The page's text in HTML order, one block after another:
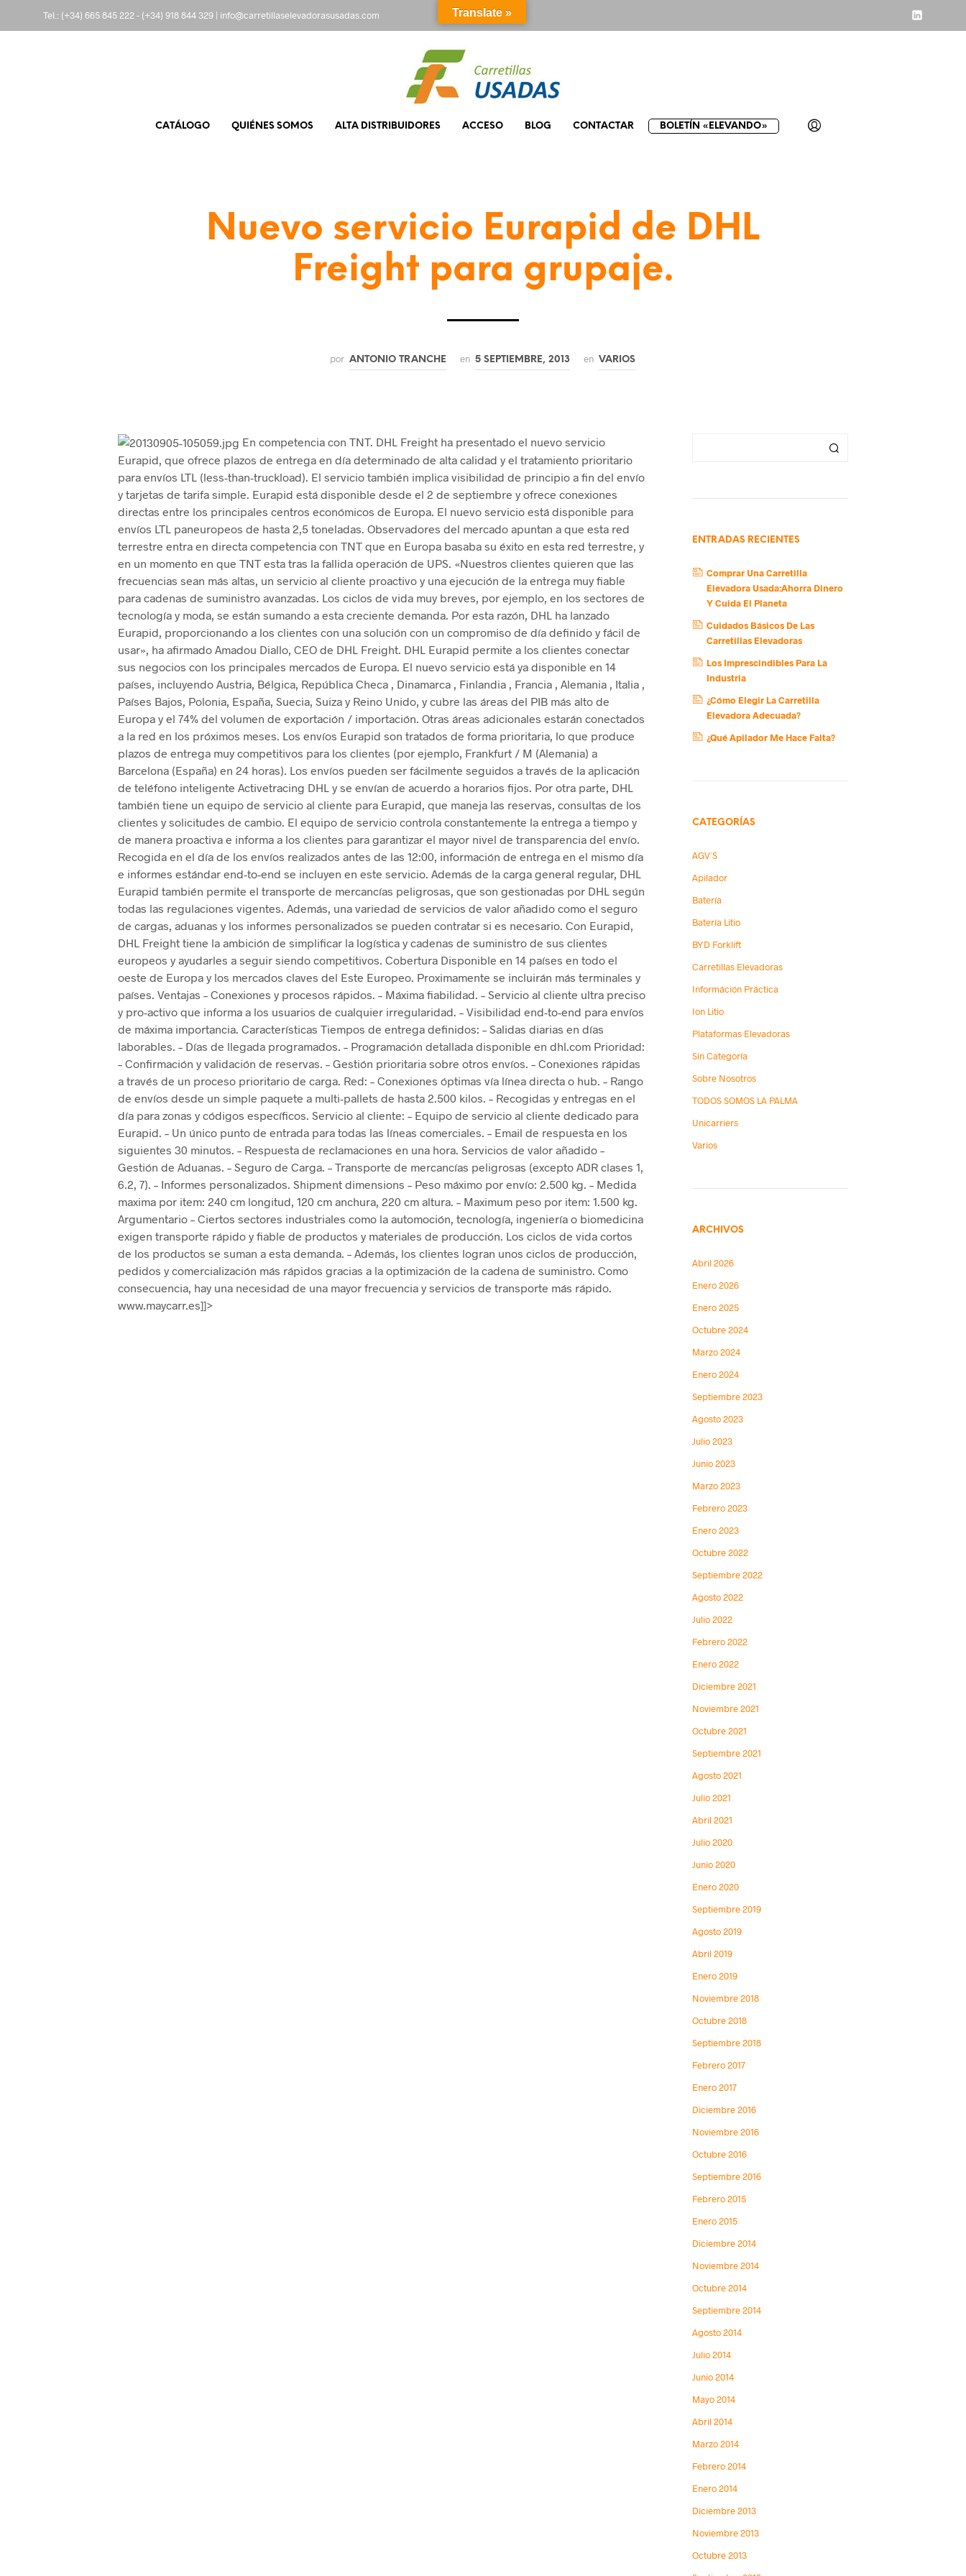
Tel.: (+34) 665 845 222- (+34) 918 844 329 | info@carretillaselevadorasusadas.com
CATÁLOGO QUIÉNES SOMOS ALTA DISTRIBUIDORES ACCESO BLOG CONTACTAR BOLETÍN «ELEVANDO»
Nuevo servicio Eurapid de DHL
Freight para grupaje.
por ANTONIO TRANCHE en 5 SEPTIEMBRE, 2013 en VARIOS
En competencia con TNT. DHL Freight ha presentado el nuevo servicio
Eurapid, que ofrece plazos de entrega en día determinado de alta calidad y el tratamiento prioritario
para envíos LTL (less-than-truckload). El servicio también implica visibilidad de principio a fin del envío
y tarjetas de tarifa simple. Eurapid está disponible desde el 2 de septiembre y ofrece conexiones
directas entre los principales centros económicos de Europa. El nuevo servicio está disponible para
envíos LTL paneuropeos de hasta 2,5 toneladas. Observadores del mercado apuntan a que esta red
terrestre entra en directa competencia con TNT que en Europa basaba su éxito en esta red terrestre, y
en un momento en que TNT esta tras la fallida operación de UPS. «Nuestros clientes quieren que las
frecuencias sean más altas, un servicio al cliente proactivo y una ejecución de la entrega muy fiable
para cadenas de suministro avanzadas. Los ciclos de vida muy breves, por ejemplo, en los sectores de
tecnología y moda, se están sumando a esta creciente demanda. Por esta razón, DHL ha lanzado
Eurapid, proporcionando a los clientes con una solución con un compromiso de día definido y fácil de
usar», ha afirmado Amadou Diallo, CEO de DHL Freight. DHL Eurapid permite a los clientes conectar
sus negocios con los principales mercados de Europa. El nuevo servicio está ya disponible en 14
países, incluyendo Austria, Bélgica, República Checa , Dinamarca , Finlandia , Francia , Alemania , Italia ,
Países Bajos, Polonia, España, Suecia, Suiza y Reino Unido, y cubre las áreas del PIB más alto de
Europa y el 74% del volumen de exportación / importación. Otras áreas adicionales estarán conectados
a la red en los próximos meses. Los envíos Eurapid son tratados de forma prioritaria, lo que produce
plazos de entrega muy competitivos para los clientes (por ejemplo, Frankfurt / M (Alemania) a
Barcelona (España) en 24 horas). Los envíos pueden ser fácilmente seguidos a través de la aplicación
de teléfono inteligente Activetracing DHL y se envían de acuerdo a horarios fijos. Por otra parte, DHL
también tiene un equipo de servicio al cliente para Eurapid, que maneja las reservas, consultas de los
clientes y solicitudes de cambio. El equipo de servicio controla constantemente la entrega a tiempo y
de manera proactiva e informa a los clientes para garantizar el mayor nivel de transparencia del envío.
Recogida en el día de los envíos realizados antes de las 12:00, información de entrega en el mismo día
e informes estándar end-to-end se incluyen en este servicio. Además de la carga general regular, DHL
Eurapid también permite el transporte de mercancías peligrosas, que son gestionadas por DHL según
todas las regulaciones vigentes. Además, una variedad de servicios de valor añadido como el seguro
de cargas, aduanas y los informes personalizados se pueden contratar si es necesario. Con Eurapid,
DHL Freight tiene la ambición de simplificar la logística y cadenas de suministro de sus clientes
europeos y ayudarles a seguir siendo competitivos. Cobertura Disponible en 14 países en todo el
oeste de Europa y los mercados claves del Este Europeo. Proximamente se incluirán más terminales y
países. Ventajas – Conexiones y procesos rápidos. – Máxima fiabilidad. – Servicio al cliente ultra preciso
y pro-activo que informa a los usuarios de cualquier irregularidad. – Visibilidad end-to-end para envíos
de máxima importancia. Características Tiempos de entrega definidos: – Salidas diarias en días
laborables. – Días de llegada programados. – Programación detallada disponible en dhl.com Prioridad:
– Confirmación y validación de reservas. – Gestión prioritaria sobre otros envíos. – Conexiones rápidas
a través de un proceso prioritario de carga. Red: – Conexiones óptimas vía línea directa o hub. – Rango
de envíos desde un simple paquete a multi-pallets de hasta 2.500 kilos. – Recogidas y entregas en el
día para zonas y códigos específicos. Servicio al cliente: – Equipo de servicio al cliente dedicado para
Eurapid. – Un único punto de entrada para todas las líneas comerciales. – Email de respuesta en los
siguientes 30 minutos. – Respuesta de reclamaciones en una hora. Servicios de valor añadido –
Gestión de Aduanas. – Seguro de Carga. – Transporte de mercancías peligrosas (excepto ADR clases 1,
6.2, 7). – Informes personalizados. Shipment dimensions – Peso máximo por envío: 2.500 kg. – Medida
maxima por item: 240 cm longitud, 120 cm anchura, 220 cm altura. – Maximum peso por item: 1.500 kg.
Argumentario – Ciertos sectores industriales como la automoción, tecnología, ingeniería o biomedicina
exigen transporte rápido y fiable de productos y materiales de producción. Los ciclos de vida cortos
de los productos se suman a esta demanda. – Además, los clientes logran unos ciclos de producción,
pedidos y comercialización más rápidos gracias a la optimización de la cadena de suministro. Como
consecuencia, hay una necesidad de una mayor frecuencia y servicios de transporte más rápido.
www.maycarr.es]]>
ENTRADAS RECIENTES
Comprar Una Carretilla
Elevadora Usada:Ahorra Dinero
Y Cuida El Planeta
Cuidados Básicos De Las
Carretillas Elevadoras
Los Imprescindibles Para La
Industria
¿Cómo Elegir La Carretilla
Elevadora Adecuada?
¿Qué Apilador Me Hace Falta?
CATEGORÍAS
AGV´s
Apilador
Batería
Batería Litio
BYD Forklift
Carretillas Elevadoras
Információn Práctica
Ion Litio
Plataformas Elevadoras
Sin Categoría
Sobre Nosotros
TODOS SOMOS LA PALMA
Unicarriers
Varios
ARCHIVOS
Abril 2026
Enero 2026
Enero 2025
Octubre 2024
Marzo 2024
Enero 2024
Septiembre 2023
Agosto 2023
Julio 2023
Junio 2023
Marzo 2023
Febrero 2023
Enero 2023
Octubre 2022
Septiembre 2022
Agosto 2022
Julio 2022
Febrero 2022
Enero 2022
Diciembre 2021
Noviembre 2021
Octubre 2021
Septiembre 2021
Agosto 2021
Julio 2021
Abril 2021
Julio 2020
Junio 2020
Enero 2020
Septiembre 2019
Agosto 2019
Abril 2019
Enero 2019
Noviembre 2018
Octubre 2018
Septiembre 2018
Febrero 2017
Enero 2017
Diciembre 2016
Noviembre 2016
Octubre 2016
Septiembre 2016
Febrero 2015
Enero 2015
Diciembre 2014
Noviembre 2014
Octubre 2014
Septiembre 2014
Agosto 2014
Julio 2014
Junio 2014
Mayo 2014
Abril 2014
Marzo 2014
Febrero 2014
Enero 2014
Diciembre 2013
Noviembre 2013
Octubre 2013
Translate »